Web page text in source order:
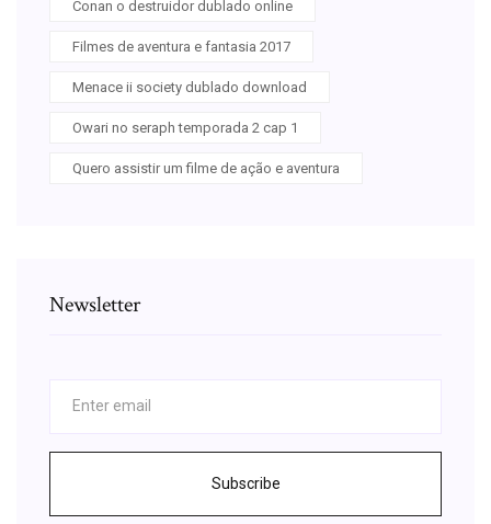
Conan o destruidor dublado online
Filmes de aventura e fantasia 2017
Menace ii society dublado download
Owari no seraph temporada 2 cap 1
Quero assistir um filme de ação e aventura
Newsletter
Subscribe